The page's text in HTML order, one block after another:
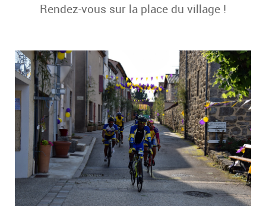
Rendez-vous sur la place du village !